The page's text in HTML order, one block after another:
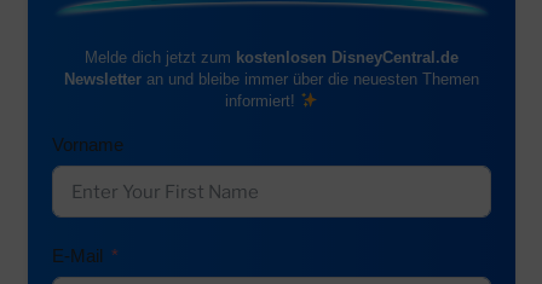
Melde dich jetzt zum kostenlosen DisneyCentral.de
Newsletteran und bleibe immer über die neuesten Themen
informiert!
Vorname
E-Mail